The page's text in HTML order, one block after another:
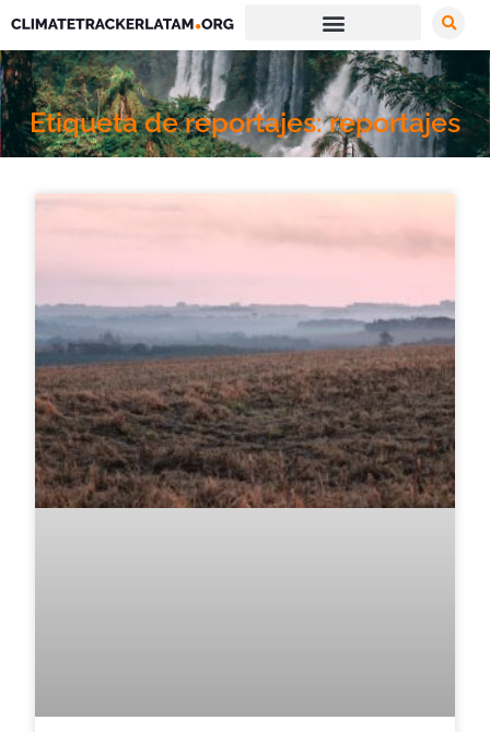
Etiqueta de reportajes: reportajes